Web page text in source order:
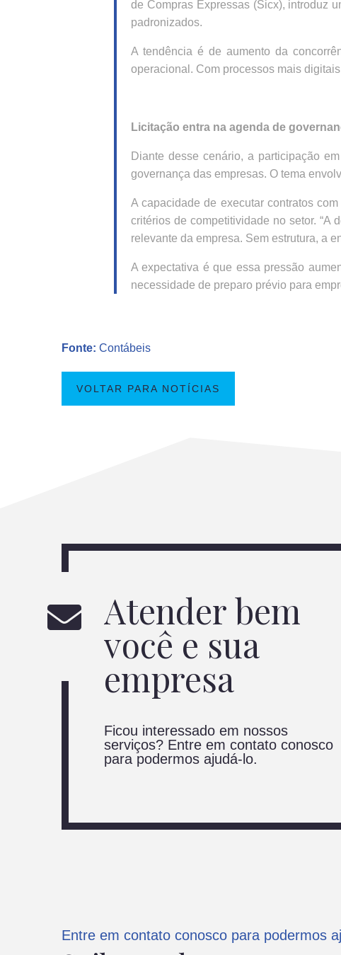
de Compras Expressas (Sicx), introduz
padronizados.
A tendência é de aumento da
operacional. Com processos mais
Licitação entra na agenda de
Diante desse cenário, a participação
governança das empresas. O tema
A capacidade de executar contratos
critérios de competitividade no setor. “A
relevante da empresa. Sem estrutura, a
A expectativa é que essa pressão
necessidade de preparo prévio para
Fonte: Contábeis
VOLTAR PARA NOTÍCIAS
Atender bem
você e sua
empresa
Ficou interessado em nossos
serviços? Entre em contato conosco
para podermos ajudá-lo.
Entre em contato conosco para podermos